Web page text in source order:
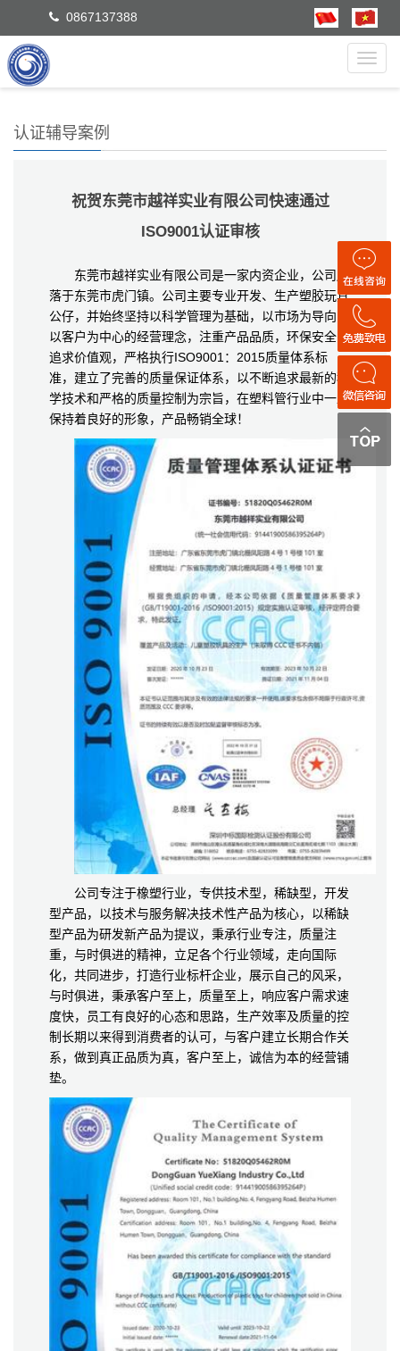
0867137388
认证辅导案例
祝贺东莞市越祥实业有限公司快速通过
ISO9001认证审核
东莞市越祥实业有限公司是一家内资企业，公司座
落于东莞市虎门镇。公司主要专业开发、生产塑胶玩具
公仔，并始终坚持以科学管理为基础，以市场为导向，
以客户为中心的经营理念，注重产品品质，环保安全，
追求价值观，严格执行ISO9001：2015质量体系标
准，建立了完善的质量保证体系，以不断追求最新的科
学技术和严格的质量控制为宗旨，在塑料管行业中一直
保持着良好的形象，产品畅销全球！
公司专注于橡塑行业，专供技术型，稀缺型，开发
型产品，以技术与服务解决技术性产品为核心，以稀缺
型产品为研发新产品为提议，秉承行业专注，质量注
重，与时俱进的精神，立足各个行业领域，走向国际
化，共同进步，打造行业标杆企业，展示自己的风采，
与时俱进，秉承客户至上，质量至上，响应客户需求速
度快，员工有良好的心态和思路，生产效率及质量的控
制长期以来得到消费者的认可，与客户建立长期合作关
系，做到真正品质为真，客户至上，诚信为本的经营铺
垫。